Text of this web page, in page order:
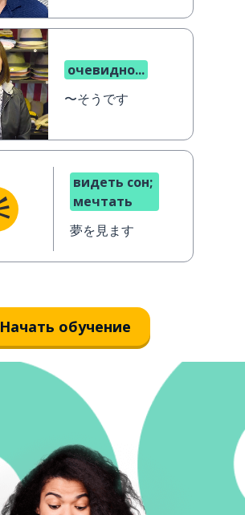
очевидно...
〜そうです
видеть сон;
мечтать
夢を見ます
Начать обучение